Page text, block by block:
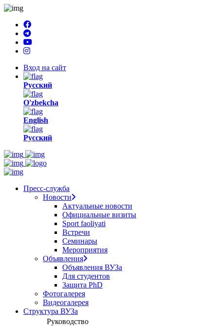
Welcome
One
Accessibility
reader.
Accessibility
press
"Ctrl
+
This
content.
Вход на сайт
Русский
O'zbekcha
English
Русский
Пресс-служба
Новости
Актуальные новости
Официальные визиты
Sport faoliyati
Встречи
Семинары
Мероприятия
Объявления
Объявления ВУЗа
Для студентов
Защита PhD
Фотогалерея
Видеогалерея
Структура ВУЗа
Руководство